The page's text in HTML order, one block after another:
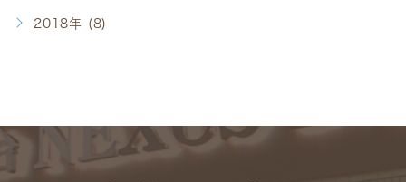
2018年 (8)